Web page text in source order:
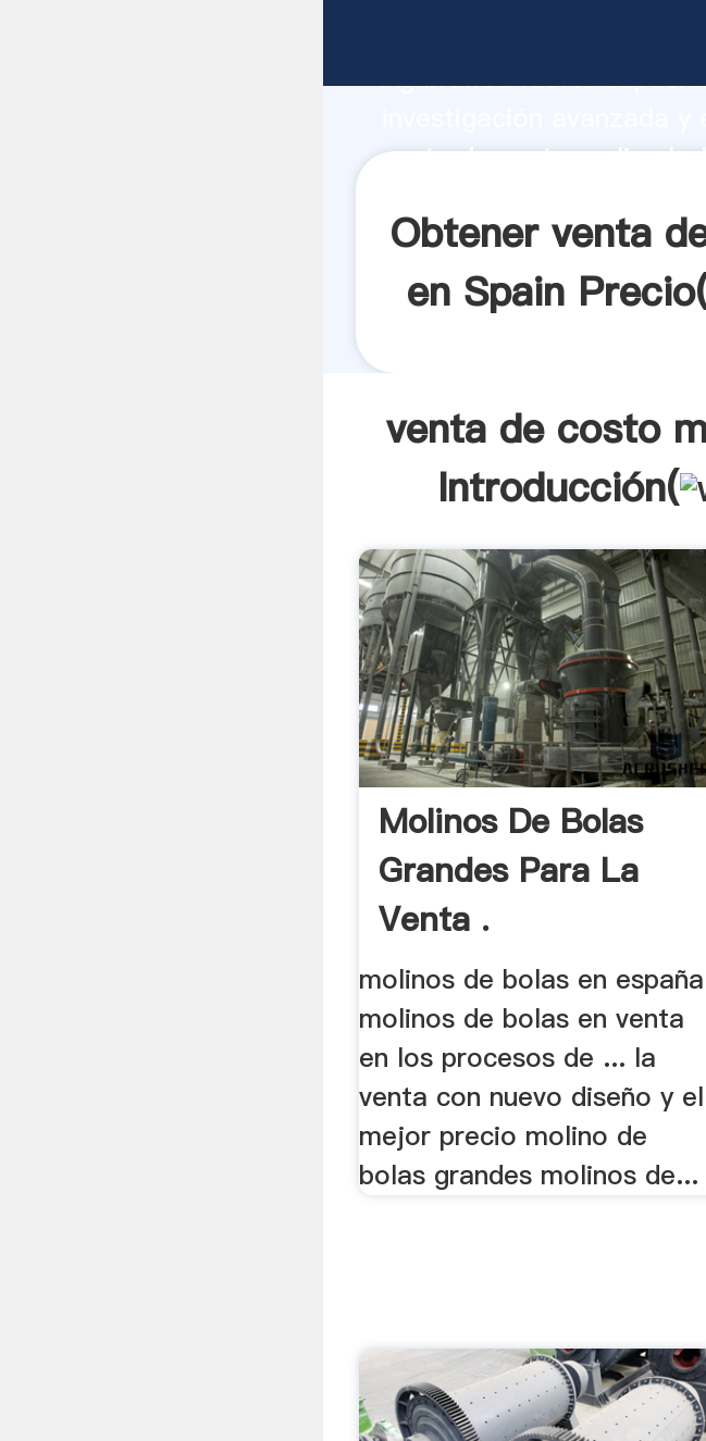
Agarrando fuerte
venta de costo molino
Obtener venta
en Spain
venta de costo
Introducción(
Molinos De Bolas
Grandes Para La
Venta .
molinos de bolas en españa
molinos de bolas en venta
en los procesos de ... la
venta con nuevo diseño y el
mejor precio molino de
bolas grandes molinos de...